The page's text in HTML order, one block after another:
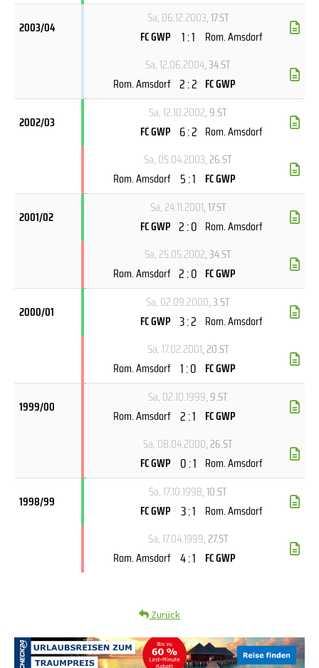
2003/04
Sa, 06.12.2003, 17.ST
FC GWP
1 : 1
Rom. Amsdorf
Sa, 12.06.2004, 34.ST
Rom. Amsdorf 2 : 2 FC GWP
2002/03
Sa, 12.10.2002, 9.ST
FC GWP 6 : 2 Rom. Amsdorf
Sa, 05.04.2003, 26.ST
Rom. Amsdorf 5 : 1 FC GWP
2001/02
Sa, 24.11.2001, 17.ST
FC GWP 2 : 0 Rom. Amsdorf
Sa, 25.05.2002, 34.ST
Rom. Amsdorf 2 : 0 FC GWP
2000/01
Sa, 02.09.2000, 3.ST
FC GWP 3 : 2 Rom. Amsdorf
Sa, 17.02.2001, 20.ST
Rom. Amsdorf 1 : 0 FC GWP
1999/00
Sa, 02.10.1999, 9.ST
Rom. Amsdorf 2 : 1 FC GWP
Sa, 08.04.2000, 26.ST
FC GWP 0 : 1 Rom. Amsdorf
1998/99
Sa, 17.10.1998, 10.ST
FC GWP 3 : 1 Rom. Amsdorf
Sa, 17.04.1999, 27.ST
Rom. Amsdorf 4 : 1 FC GWP
Zurück